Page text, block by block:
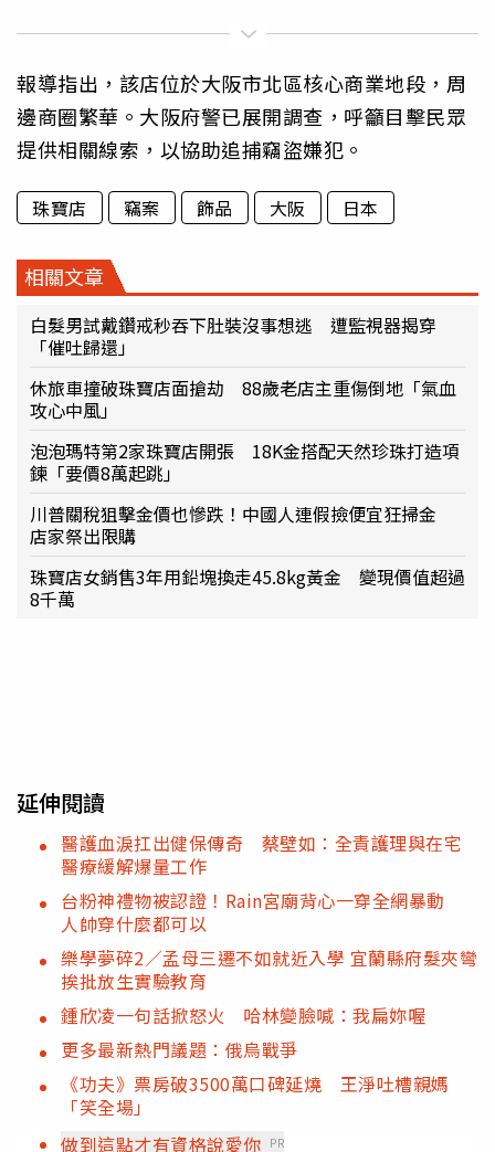
報導指出，該店位於大阪市北區核心商業地段，周
邊商圈繁華。大阪府警已展開調查，呼籲目擊民眾
提供相關線索，以協助追捕竊盜嫌犯。
珠寶店 竊案 飾品 大阪 日本
相關文章
白髮男試戴鑽戒秒吞下肚裝沒事想逃 遭監視器揭穿
「催吐歸還」
休旅車撞破珠寶店面搶劫 88歲老店主重傷倒地「氣血
攻心中風」
泡泡瑪特第2家珠寶店開張 18K金搭配天然珍珠打造項
鍊「要價8萬起跳」
川普關稅狙擊金價也慘跌！中國人連假撿便宜狂掃金
店家祭出限購
珠寶店女銷售3年用鉛塊換走45.8kg黃金 變現價值超過
8千萬
延伸閱讀
醫護血淚扛出健保傳奇 蔡壁如：全責護理與在宅
醫療緩解爆量工作
台粉神禮物被認證！Rain宮廟背心一穿全網暴動
人帥穿什麼都可以
樂學夢碎2／孟母三遷不如就近入學 宜蘭縣府髮夾彎
挨批放生實驗教育
鍾欣凌一句話掀怒火 哈林變臉喊：我扁妳喔
更多最新熱門議題：俄烏戰爭
《功夫》票房破3500萬口碑延燒 王淨吐槽親媽
「笑全場」
做到這點才有資格說愛你 PR